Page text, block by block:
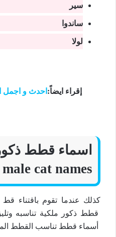
سير
ساندوا
لولا
إقراء ايضاً: احدث و اجمل
male cat names
كذلك عندما تقوم باقتناء
قطط ذكور ملكية تناسبه
أسماء قطط تناسب القطط